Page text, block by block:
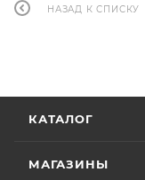
НАЗАД К СПИСКУ
КАТАЛОГ
МАГАЗИНЫ